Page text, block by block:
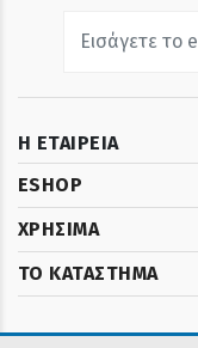
Η ΕΤΑΙΡΕΙΑ
ESHOP
ΧΡΗΣΙΜΑ
ΤΟ ΚΑΤΑΣΤΗΜΑ